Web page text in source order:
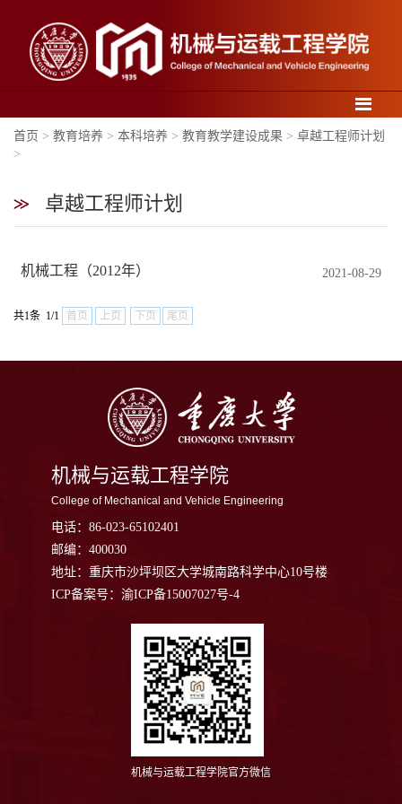
首页 > 教育培养 > 本科培养 > 教育教学建设成果 > 卓越工程师计划
>
卓越工程师计划
机械工程（2012年） 2021-08-29
共1条 1/1 首页 上页 下页 尾页
机械与运载工程学院
College of Mechanical and Vehicle Engineering
电话： 86-023-65102401
邮编： 400030
地址： 重庆市沙坪坝区大学城南路科学中心10号楼
ICP备案号：渝ICP备15007027号-4
机械与运载工程学院官方微信